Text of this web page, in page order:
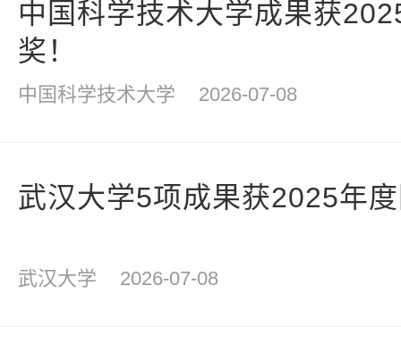
中国科学技术大学成果获
奖！
中国科学技术大学 2026-07-08
武汉大学5项成果获2025年
武汉大学 2026-07-08